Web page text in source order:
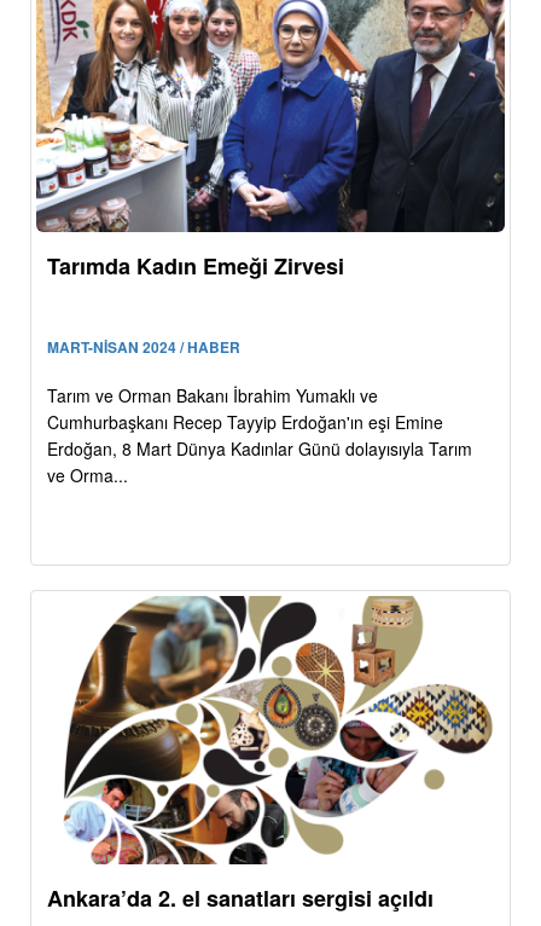
Tarımda Kadın Emeği Zirvesi
MART-NİSAN 2024 / HABER
Tarım ve Orman Bakanı İbrahim Yumaklı ve
Cumhurbaşkanı Recep Tayyip Erdoğan'ın eşi Emine
Erdoğan, 8 Mart Dünya Kadınlar Günü dolayısıyla Tarım
ve Orma...
Ankara’da 2. el sanatları sergisi açıldı